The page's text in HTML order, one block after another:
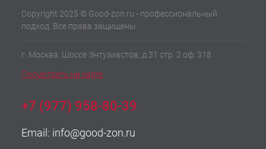
Copyright 2025 © Good-zon.ru - профессиональный
подход. Все права защищены.
г. Москва, Шоссе Энтузиастов, д.31 стр. 2 оф. 318
Посмотреть на карте
+7 (977) 958-80-39
Email: info@good-zon.ru